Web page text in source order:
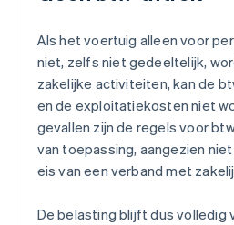
Als het voertuig alleen voor
niet, zelfs niet gedeeltelijk,
zakelijke activiteiten, kan de
en de exploitatiekosten niet
gevallen zijn de regels voor
van toepassing, aangezien
eis van een verband met
De belasting blijft dus volledig